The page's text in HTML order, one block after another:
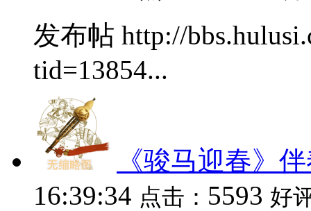
发布帖 http://
tid=13854...
《骏马迎春》
16:39:34 点击： 5593 好